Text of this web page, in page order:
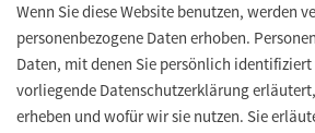
Wenn Sie diese Website benutzen, werden
personenbezogene Daten erhoben.
Daten, mit denen Sie persönlich
vorliegende Datenschutzerklärung
erheben und wofür wir sie nutzen. Sie